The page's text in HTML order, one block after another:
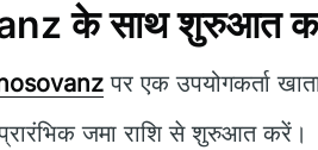
के साथ शुरुआत
पर एक उपयोगकर्ता
जमा राशि से शुरुआत करें।